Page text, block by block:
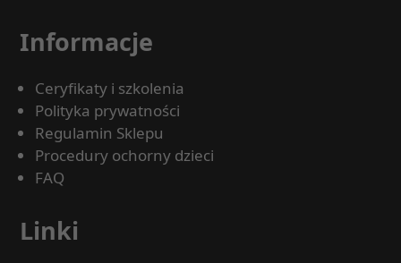
Informacje
Ceryfikaty i szkolenia
Polityka prywatności
Regulamin Sklepu
Procedury ochorny dzieci
FAQ
Linki